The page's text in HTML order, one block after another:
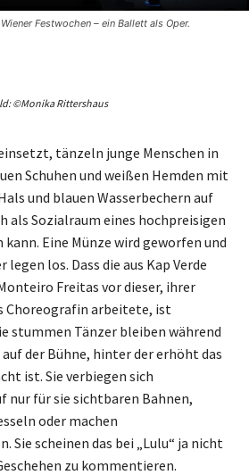
Festwochen – ein Ballett als Oper.
©Monika Rittershaus
tänzeln junge Menschen in
Schuhen und weißen Hemden mit
und blauen Wasserbechern auf
als Sozialraum eines hochpreisigen
Eine Münze wird geworfen und
los. Dass die aus Kap Verde
Freitas vor dieser, ihrer
Choreografin arbeitete, ist
stummen Tänzer bleiben während
der Bühne, hinter der erhöht das
ist. Sie verbiegen sich
nur für sie sichtbaren Bahnen,
oder machen
Sie scheinen das bei „Lulu“ ja nicht
zu kommentieren.